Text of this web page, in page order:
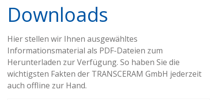
Downloads
Hier stellen wir Ihnen ausgewähltes
Informationsmaterial als PDF-Dateien zum
Herunterladen zur Verfügung. So haben Sie die
wichtigsten Fakten der TRANSCERAM GmbH jederzeit
auch offline zur Hand.